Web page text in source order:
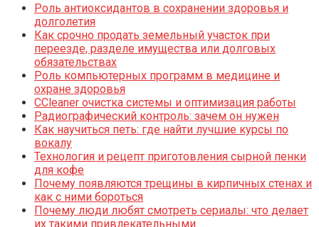
Роль антиоксидантов в сохранении здоровья и
долголетия
Как срочно продать земельный участок при
переезде, разделе имущества или долговых
обязательствах
Роль компьютерных программ в медицине и
охране здоровья
CCleaner очистка системы и оптимизация работы
Радиографический контроль: зачем он нужен
Как научиться петь: где найти лучшие курсы по
вокалу
Технология и рецепт приготовления сырной пенки
для кофе
Почему появляются трещины в кирпичных стенах и
как с ними бороться
Почему люди любят смотреть сериалы: что делает
их такими привлекательными